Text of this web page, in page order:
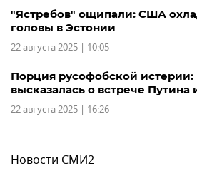
"Ястребов" ощипали: США
головы в Эстонии
22 августа 2025 | 10:05
Порция русофобской истерии:
высказалась о встрече Путина
22 августа 2025 | 16:26
Новости СМИ2